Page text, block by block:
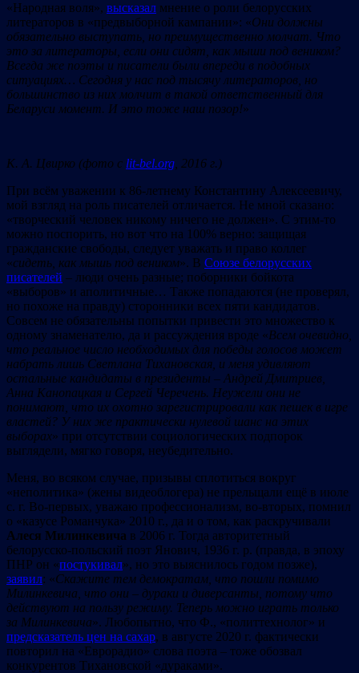
«Народная воля», высказал мнение о роли белорусских
литераторов в «предвыборной кампании»: «Они должны
обязательно выступать, но преимущественно молчат. Что
это за литераторы, если они сидят, как мыши под веником?
Всегда же поэты и писатели были впереди в подобных
ситуациях… Сегодня у нас под тысячу литераторов, но
большинство из них молчит в такой ответственный для
Беларуси момент. И это тоже наш позор!»
К. А. Цвирко (фото с lit-bel.org , 2016 г.)
При всём уважении к 86-летнему Константину Алексеевичу,
мой взгляд на роль писателей отличается. Не мной сказано:
«творческий человек никому ничего не должен». С этим-то
можно поспорить, но вот что на 100% верно: защищая
гражданские свободы, следует уважать и право коллег
«сидеть, как мышь под веником». В Союзе белорусских
писателей – люди очень разные; поборники бойкота
«выборов» и аполитичные… Также попадаются (не проверял,
но похоже на правду) сторонники всех пяти кандидатов.
Совсем не обязательны попытки привести это множество к
одному знаменателю, да и рассуждения вроде «Всем очевидно,
что реальное число необходимых для победы голосов может
набрать лишь Светлана Тихановская, и меня удивляют
остальные кандидаты в президенты – Андрей Дмитриев,
Анна Канопацкая и Сергей Черечень. Неужели они не
понимают, что их охотно зарегистрировали как пешек в игре
властей? У них же практически нулевой шанс на этих
выборах» при отсутствии социологических подпорок
выглядели, мягко говоря, неубедительно.
Меня, во всяком случае, призывы сплотиться вокруг
«неполитика» (жены видеоблогера) не прельщали ещё в июле
с. г. Во-первых, уважаю профессионализм, во-вторых, помнил
о «казусе Романчука» 2010 г., да и о том, как раскручивали
Алеся Милинкевича в 2006 г. Тогда авторитетный
белорусско-польский поэт Янович, 1936 г. р. (правда, в эпоху
ПНР он «постукивал», но это выяснилось годом позже),
заявил: «Cкажите тем демократам, что пошли помимо
Милинкевича, что они – дураки и диверсанты, потому что
действуют на пользу режиму. Теперь можно играть только
за Милинкевича». Любопытно, что Ф., «политтехнолог» и
предсказатель цен на сахар, в августе 2020 г. фактически
повторил на «Еврорадио» слова поэта – тоже обозвал
конкурентов Тихановской «дураками».